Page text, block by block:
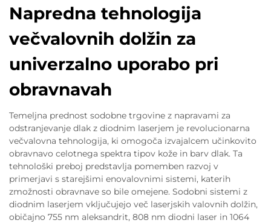
Napredna tehnologija
večvalovnih dolžin za
univerzalno uporabo pri
obravnavah
Temeljna prednost sodobne trgovine z napravami za
odstranjevanje dlak z diodnim laserjem je revolucionarna
večvalovna tehnologija, ki omogoča izvajalcem učinkovito
obravnavo celotnega spektra tipov kože in barv dlak. Ta
tehnološki preboj predstavlja pomemben razvoj v
primerjavi s starejšimi enovalovnimi sistemi, katerih
zmožnosti obravnave so bile omejene. Sodobni sistemi z
diodnim laserjem vključujejo več laserjskih valovnih dolžin,
običajno 755 nm aleksandrit, 808 nm diodni laser in 1064